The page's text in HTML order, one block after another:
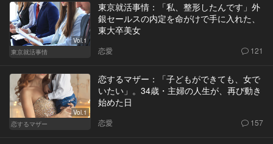
Vol.1
東京就活事情
東京就活事情：「私、整形したんです」外
銀セールスの内定を命がけで手に入れた、
東大卒美女
恋愛 121
Vol.1
恋するマザー
恋するマザー：「子どもができても、女で
いたい」。34歳・主婦の人生が、再び動き
始めた日
恋愛 157